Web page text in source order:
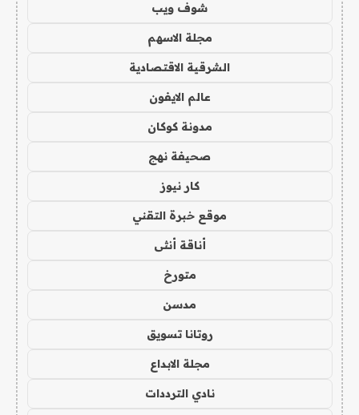
شوف ويب
مجلة الاسهم
الشرقية الاقتصادية
عالم الايفون
مدونة كوكان
صحيفة نهج
كار نيوز
موقع خبرة التقني
أناقة أنثى
متورخ
مدسن
روتانا تسويق
مجلة الابداع
نادي الترددات